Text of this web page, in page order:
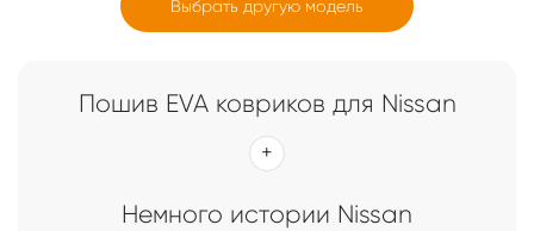
Коврики EVA Smart для Nissan
Коврики EVA Smart для Nissan
Выбрать другую модель
Пошив EVA ковриков для Nissan
Немного истории Nissan